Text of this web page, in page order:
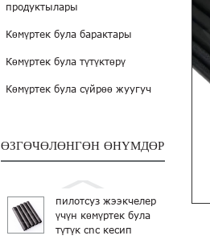
продуктылары
Көмүртек була барактары
Көмүртек була түтүктөрү
Көмүртек була сүйрөө жуугуч
ӨЗГӨЧӨЛӨНГӨН ӨНҮМДӨР
пилотсуз жээкчелер
үчүн көмүртек була
түтүк cnc кесип